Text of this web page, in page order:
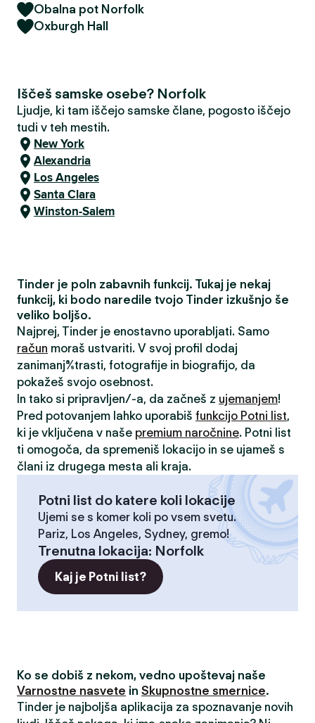
Obalna pot Norfolk
Oxburgh Hall
Iščeš samske osebe? Norfolk
Ljudje, ki tam iščejo samske člane, pogosto iščejo
tudi v teh mestih.
New York
Alexandria
Los Angeles
Santa Clara
Winston-Salem
Tinder je poln zabavnih funkcij. Tukaj je nekaj
funkcij, ki bodo naredile tvojo Tinder izkušnjo še
veliko boljšo.
Najprej, Tinder je enostavno uporabljati. Samo
račun moraš ustvariti. V svoj profil dodaj
zanimanja/strasti, fotografije in biografijo, da
pokažeš svojo osebnost.
In tako si pripravljen/-a, da začneš z ujemanjem!
Pred potovanjem lahko uporabiš funkcijo Potni list,
ki je vključena v naše premium naročnine. Potni list
ti omogoča, da spremeniš lokacijo in se ujameš s
člani iz drugega mesta ali kraja.
Potni list do katere koli lokacije
Ujemi se s komer koli po vsem svetu.
Pariz, Los Angeles, Sydney, gremo!
Trenutna lokacija: Norfolk
Kaj je Potni list?
Ko se dobiš z nekom, vedno upoštevaj naše
Varnostne nasvete in Skupnostne smernice.
Tinder je najboljša aplikacija za spoznavanje novih